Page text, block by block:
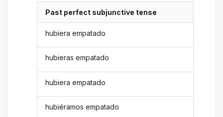
Past perfect subjunctive tense
hubiera empatado
hubieras empatado
hubiera empatado
hubiéramos empatado